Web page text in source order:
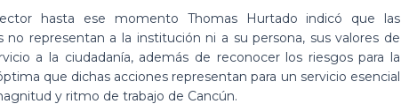
hasta ese momento Thomas Hurtado indicó que las
no representan a la institución ni a su persona, sus valores de
a la ciudadanía, además de reconocer los riesgos para la
que dichas acciones representan para un servicio esencial
y ritmo de trabajo de Cancún.